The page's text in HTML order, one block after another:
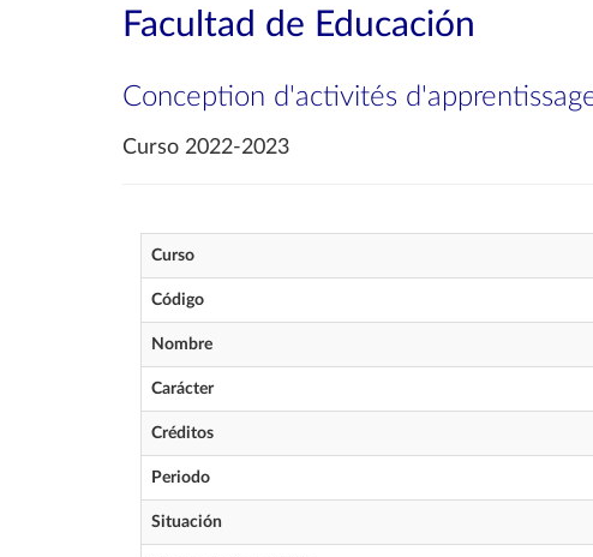
Facultad de Educación
Conception d'activités
Curso 2022-2023
Curso
Código
Nombre
Carácter
Créditos
Periodo
Situación